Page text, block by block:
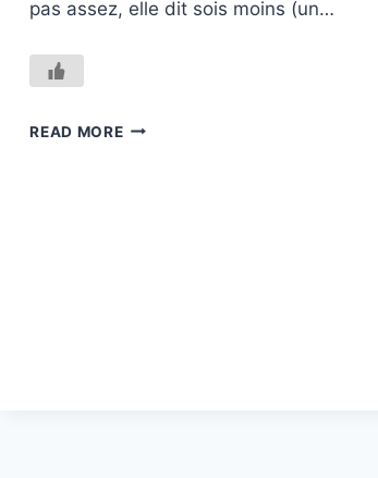
pas assez, elle dit sois moins (un…
READ MORESE